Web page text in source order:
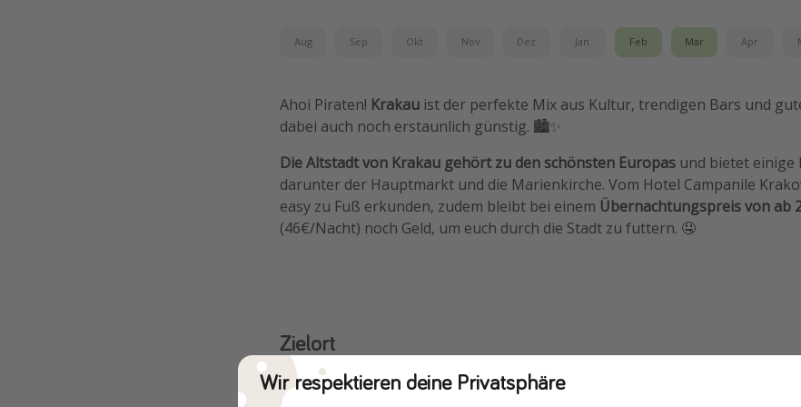
Aug Sep Okt Nov Dez Jan Feb Mär Apr
Ahoi Piraten! Krakau ist der perfekte Mix aus Kultur, trendigen Bars und
dabei auch noch erstaunlich günstig. 🏙️✨
Die Altstadt von Krakau gehört zu den schönsten Europas und bietet einige
darunter der Hauptmarkt und die Marienkirche. Vom Hotel Campanile
easy zu Fuß erkunden, zudem bleibt bei einem Übernachtungspreis von ab
(46€/Nacht) noch Geld, um euch durch die Stadt zu futtern. 🤤
Zielort
Krakau
Wir respektieren deine Privatsphäre